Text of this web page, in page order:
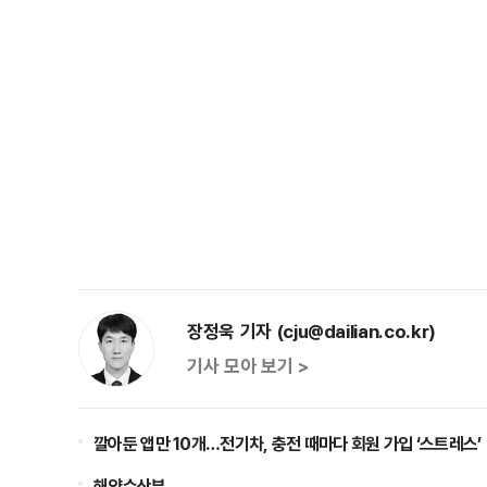
장정욱 기자 (cju@dailian.co.kr)
기사 모아 보기 >
깔아둔 앱만 10개…전기차, 충전 때마다 회원 가입 ‘스트레스’